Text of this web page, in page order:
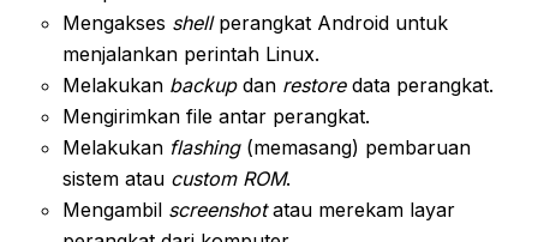
Mengakses shellperangkat Android untuk
menjalankan perintah Linux.
Melakukan backupdan restoredata perangkat.
Mengirimkan file antar perangkat.
Melakukan flashing(memasang) pembaruan
sistem atau custom ROM.
Mengambil screenshotatau merekam layar